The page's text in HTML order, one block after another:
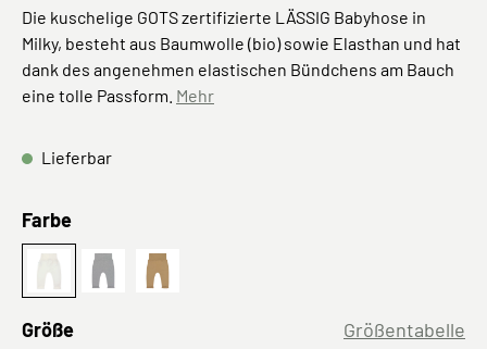
Die kuschelige GOTS zertifizierte LÄSSIG Babyhose in
Milky, besteht aus Baumwolle (bio) sowie Elasthan und hat
dank des angenehmen elastischen Bündchens am Bauch
eine tolle Passform. Mehr
Lieferbar
Farbeauswählen
Milky Grey Mélange
Curry
Größeauswählen Größentabelle